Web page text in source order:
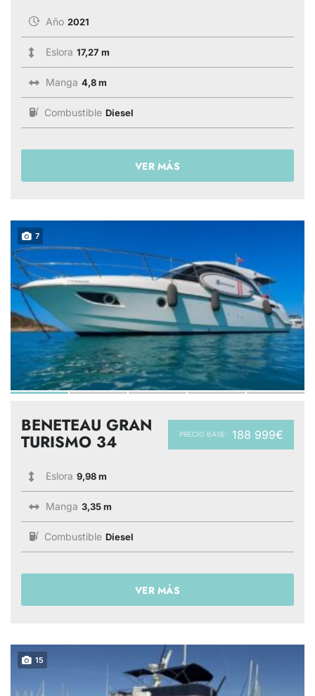
Año 2021
Eslora 17,27 m
Manga 4,8 m
Combustible Diesel
VER MÁS
7
PRECIO BASE: 188 999€
BENETEAU GRAN
TURISMO 34
Eslora 9,98 m
Manga 3,35 m
Combustible Diesel
VER MÁS
15